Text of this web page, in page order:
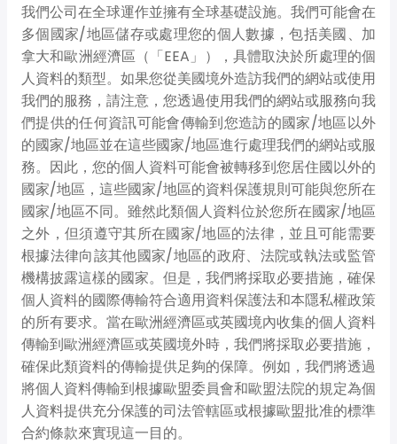
我們公司在全球運作並擁有全球基礎設施。我們可能會在
多個國家/地區儲存或處理您的個人數據，包括美國、加
拿大和歐洲經濟區（「EEA」），具體取決於所處理的個
人資料的類型。如果您從美國境外造訪我們的網站或使用
我們的服務，請注意，您透過使用我們的網站或服務向我
們提供的任何資訊可能會傳輸到您造訪的國家/地區以外
的國家/地區並在這些國家/地區進行處理我們的網站或服
務。因此，您的個人資料可能會被轉移到您居住國以外的
國家/地區，這些國家/地區的資料保護規則可能與您所在
國家/地區不同。雖然此類個人資料位於您所在國家/地區
之外，但須遵守其所在國家/地區的法律，並且可能需要
根據法律向該其他國家/地區的政府、法院或執法或監管
機構披露這樣的國家。但是，我們將採取必要措施，確保
個人資料的國際傳輸符合適用資料保護法和本隱私權政策
的所有要求。當在歐洲經濟區或英國境內收集的個人資料
傳輸到歐洲經濟區或英國境外時，我們將採取必要措施，
確保此類資料的傳輸提供足夠的保障。例如，我們將透過
將個人資料傳輸到根據歐盟委員會和歐盟法院的規定為個
人資料提供充分保護的司法管轄區或根據歐盟批准的標準
合約條款來實現這一目的。